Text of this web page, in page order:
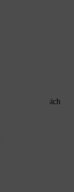
3000 lassen sich
eines